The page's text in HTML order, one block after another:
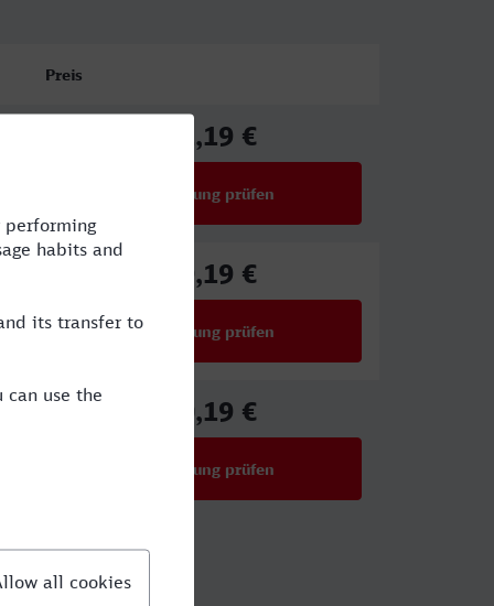
Preis
71,19 €
Verbindung prüfen
79,19 €
Verbindung prüfen
50,19 €
Verbindung prüfen